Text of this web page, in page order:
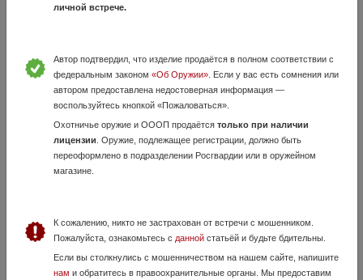
Сайга-12 исп.340 для IPSC
Вчера, в 22:11
130 000 руб.
Калининградская область, Калининград
Ружьё в отличном состоянии, из него стреляли, много. Ни одной
осечки, работает идеально. Как видно по фото, много доработано -
личной встрече.
Автор подтвердил, что изделие продаётся в полном соответствии с
федеральным законом «Об Оружии». Если у вас есть сомнения или
автором предоставлена недостоверная информация —
воспользуйтесь кнопкой «Пожаловаться».
Охотничье оружие и ОООП продаётся только при наличии
лицензии . Оружие, подлежащее регистрации, должно быть
переоформлено в подразделении Росгвардии или в оружейном
магазине.
К сожалению, никто не застрахован от встречи с мошенником.
Пожалуйста, ознакомьтесь с даннойстатьёй и будьте бдительны.
Если вы столкнулись с мошенничеством на нашем сайте, напишите
нам и обратитесь в правоохранительные органы. Мы предоставим